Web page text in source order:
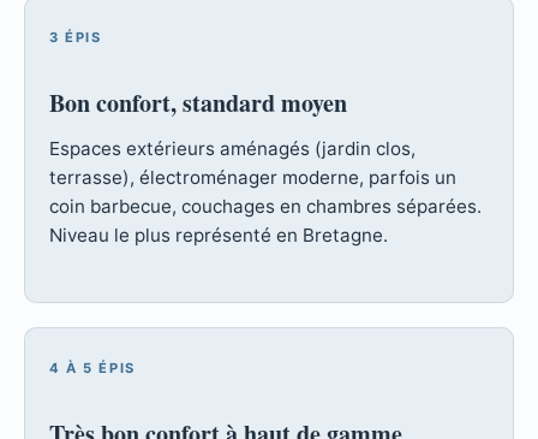
3 ÉPIS
Bon confort, standard moyen
Espaces extérieurs aménagés (jardin clos,
terrasse), électroménager moderne, parfois un
coin barbecue, couchages en chambres séparées.
Niveau le plus représenté en Bretagne.
4 À 5 ÉPIS